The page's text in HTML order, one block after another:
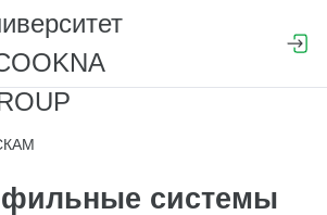
системы